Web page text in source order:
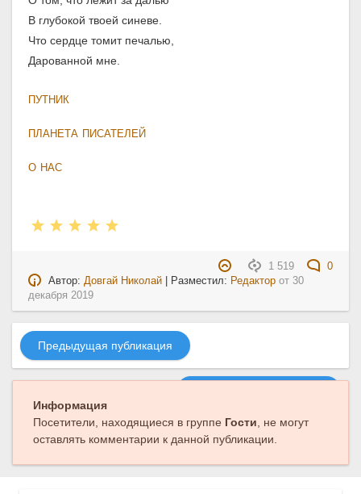
В глубокой твоей синеве.
Что сердце томит печалью,
Дарованной мне.
ПУТНИК
ПЛАНЕТА ПИСАТЕЛЕЙ
О НАС
1 519
0
Автор:Довгай Николай | Разместил: Редактор от 30
декабря 2019
Предыдущая публикация
Информация
Посетители, находящиеся в группе Гости , не могут
оставлять комментарии к данной публикации.